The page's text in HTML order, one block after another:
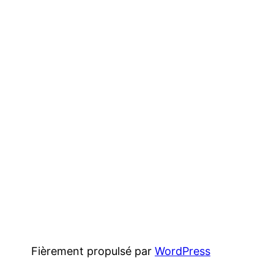
Fièrement propulsé par WordPress